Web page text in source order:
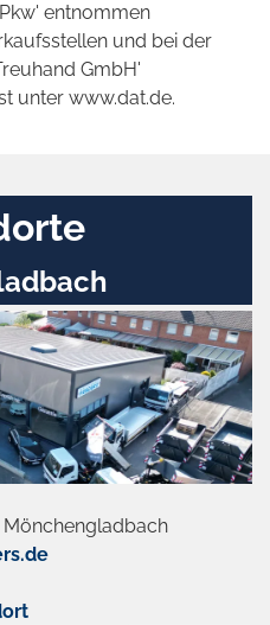
entnommen
und bei der
GmbH'
unter www.dat.de.
Mönchengladbach